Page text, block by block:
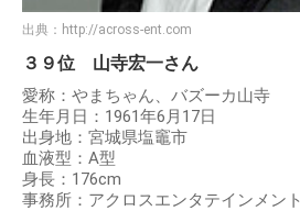
出典： http://across-ent.com
３９位 山寺宏一さん
愛称：やまちゃん、バズーカ山寺
生年月日：1961年6月17日
出身地：宮城県塩竈市
血液型：A型
身長：176cm
事務所：アクロスエンタテインメント